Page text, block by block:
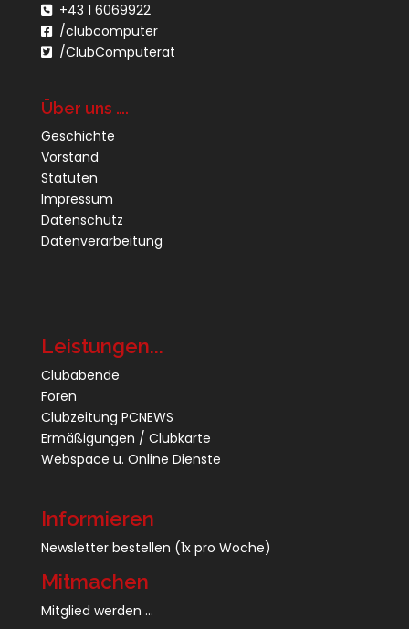
+43 1 6069922
/clubcomputer
/ClubComputerat
Über uns ….
Geschichte
Vorstand
Statuten
Impressum
Datenschutz
Datenverarbeitung
Leistungen...
Clubabende
Foren
Clubzeitung PCNEWS
Ermäßigungen / Clubkarte
Webspace u. Online Dienste
Informieren
Newsletter bestellen (1x pro Woche)
Mitmachen
Mitglied werden ...